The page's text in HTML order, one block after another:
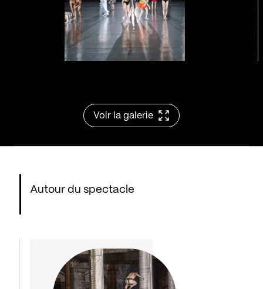
Voir la galerie
Autour du spectacle